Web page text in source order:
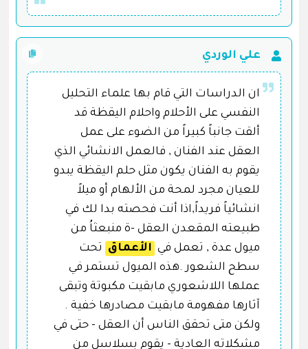
علي الوردي
ان الدراسات التي قام بها علماء التحليل
النفسي على الأحلام واحلام اليقظة قد
ألقت جانباً كبيراً من الضوء على عمل
العقل عند الفنان , فالعمل الانشائي الذي
يقوم به الفنان يكون مثل حلم اليقظة يبدو
للعيان مجرد لمحة من الألهام أو ميلاً
انشائياً فريداً,اذا أنت فحصته بدا لك في
طبيعته المقعدن العقل -ة منبعثاُ من
ميول عدة , تعمل في الأعماق
تحت
سطح الشعور .هذه الميول تستمر في
عملها اللاشعوري مابقيت مكبوتة وتبقى
آثارها مفهومة مابقيت مصادرها خفية .
ولكن متى تحقق الناس أن العقل - حتى في
مشكلاته العادية - يقوم بسلاسل من